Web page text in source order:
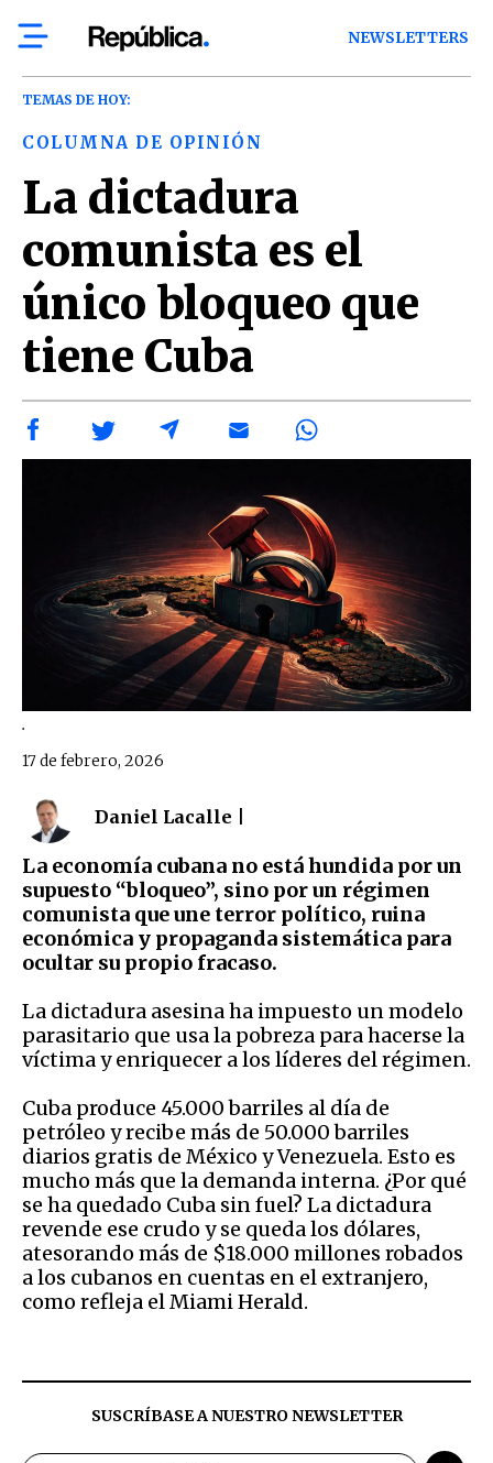
NEWSLETTERS
TEMAS DE HOY:
COLUMNA DE OPINIÓN
La dictadura
comunista es el
único bloqueo que
tiene Cuba
.
Daniel Lacalle |
17 de febrero, 2026
La economía cubana no está hundida por un
supuesto “bloqueo”, sino por un régimen
comunista que une terror político, ruina
económica y propaganda sistemática para
ocultar su propio fracaso.
La dictadura asesina ha impuesto un modelo
parasitario que usa la pobreza para hacerse la
víctima y enriquecer a los líderes del régimen.
Cuba produce 45.000 barriles al día de
petróleo y recibe más de 50.000 barriles
diarios gratis de México y Venezuela. Esto es
mucho más que la demanda interna. ¿Por qué
se ha quedado Cuba sin fuel? La dictadura
revende ese crudo y se queda los dólares,
atesorando más de $18.000 millones robados
a los cubanos en cuentas en el extranjero,
como refleja el Miami Herald.
SUSCRÍBASE A NUESTRO NEWSLETTER